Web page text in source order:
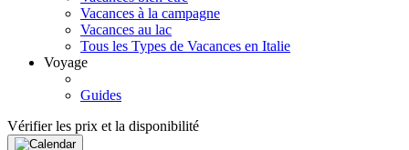
Vacances à la campagne
Vacances au lac
Tous les Types de Vacances en Italie
Voyage
Guides
Vérifier les prix et la disponibilité